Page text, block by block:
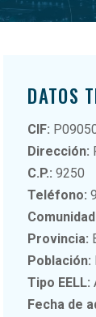
DATOS
CIF:
Dirección:
C.P.: 9250
Teléfono:
Provincia:
Población:
Tipo EELL:
Fecha de